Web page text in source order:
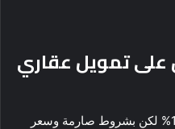
تمويل عقاري
بعض البنوك تقدم عروض تمويل 100% لكن بشروط صارمة وسعر